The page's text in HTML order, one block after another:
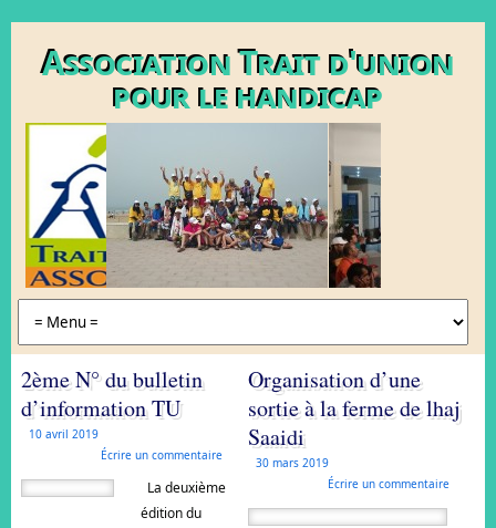
Association Trait d'union
pour le handicap
2ème N° du bulletin
d’information TU
10 avril 2019
Écrire un commentaire
La deuxième
édition du
Organisation d’une
sortie à la ferme de lhaj
Saaidi
30 mars 2019
Écrire un commentaire